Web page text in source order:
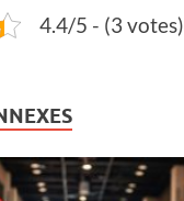
4.4/5 - (3 votes)